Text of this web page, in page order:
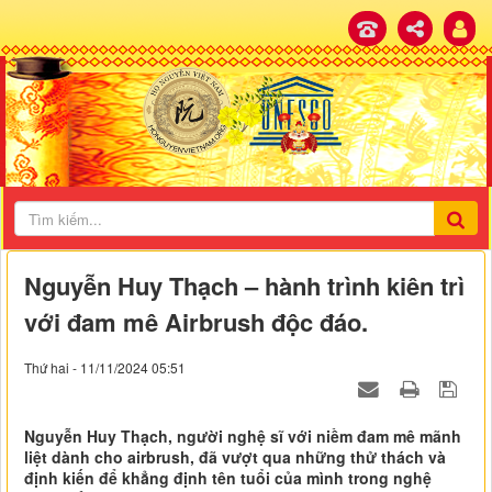
Nguyễn Huy Thạch – hành trình kiên trì
với đam mê Airbrush độc đáo.
Thứ hai - 11/11/2024 05:51
Nguyễn Huy Thạch, người nghệ sĩ với niềm đam mê mãnh
liệt dành cho airbrush, đã vượt qua những thử thách và
định kiến để khẳng định tên tuổi của mình trong nghệ